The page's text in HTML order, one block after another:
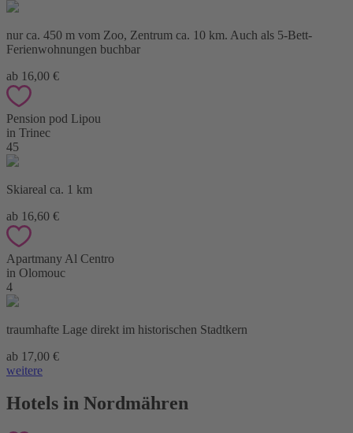
nur ca. 450 m vom Zoo, Zentrum ca. 10 km. Auch als 5-Bett-
Ferienwohnungen buchbar
ab 16,00 €
Pension pod Lipou
in Trinec
45
Skiareal ca. 1 km
ab 16,60 €
Apartmany Al Centro
in Olomouc
4
traumhafte Lage direkt im historischen Stadtkern
ab 17,00 €
weitere
Hotels in Nordmähren